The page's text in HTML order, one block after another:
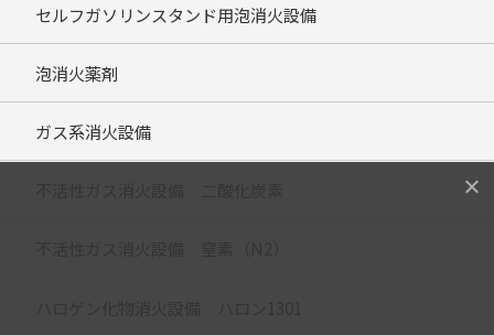
セルフガソリンスタンド用泡消火設備
泡消火薬剤
ガス系消火設備